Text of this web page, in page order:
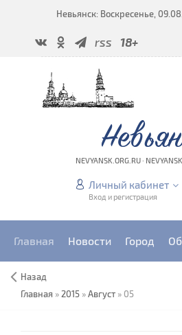
Невьянск: Воскресенье,
rss 18+
NEVYANSK.ORG.RU ·
Личный кабинет
Вход и регистрация
Главная Новости Город
Назад
Главная » 2015 »Август » 05